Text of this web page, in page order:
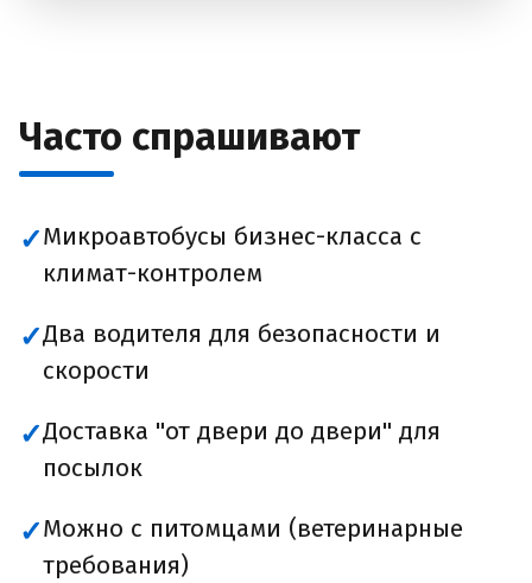
Часто спрашивают
✓Микроавтобусы бизнес-класса с
климат-контролем
✓Два водителя для безопасности и
скорости
✓Доставка "от двери до двери" для
посылок
✓Можно с питомцами (ветеринарные
требования)